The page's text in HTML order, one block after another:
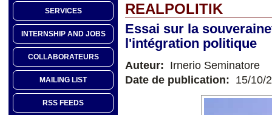
SERVICES
INTERNSHIP AND JOBS
COLLABORATEURS
MAILING LIST
RSS FEEDS
REALPOLITIK
Essai sur la
l'intégration politique
Auteur: Irnerio Seminatore
Date de publication: 15/10/